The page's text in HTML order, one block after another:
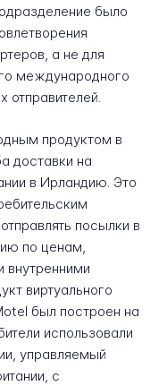
было
а не для
международного
отправителей.
продуктом в
доставки на
в Ирландию. Это
посылки в
по ценам,
виртуального
был построен на
использовали
управляемый
с